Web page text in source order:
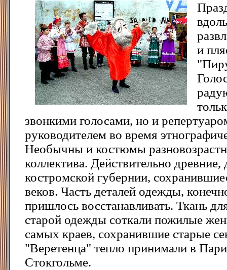
и
звонкими голосами, но и
руководителем во время
Необычны и костюмы
коллектива. Действительно
костромской губернии,
веков. Часть деталей одежды,
пришлось восстанавливать. Ткань
старой одежды соткали пожилые
самых краев, сохранившие старые
"Веретенца" тепло принимали в
Стокгольме.